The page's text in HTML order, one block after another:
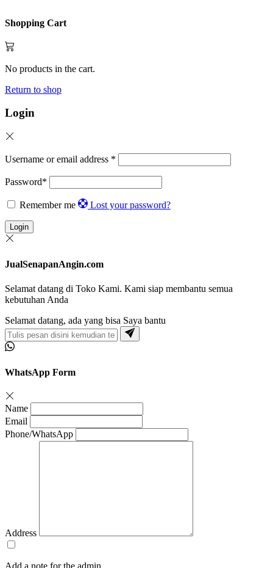
Shopping Cart
No products in the cart.
Return to shop
Login
Username or email address *
Password*
Remember me Lost your password?
Login
JualSenapanAngin.com
Selamat datang di Toko Kami. Kami siap membantu semua
kebutuhan Anda
Selamat datang, ada yang bisa Saya bantu
WhatsApp Form
Name
Email
Phone/WhatsApp
Address